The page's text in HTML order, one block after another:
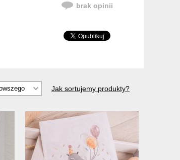
brak opinii
Jak sortujemy produkty?